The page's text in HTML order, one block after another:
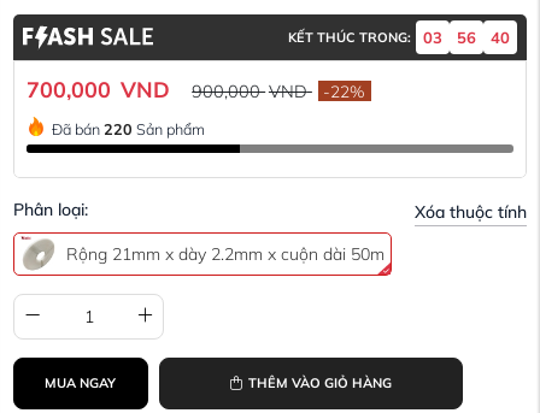
KẾT THÚC TRONG: 03 56 39
700,000 VND 900,000VND -22%
Đã bán220 Sản phẩm
Phân loại:
Xóa thuộc tính
Rộng 21mm x dày 2.2mm x cuộn dài 50m
MUA NGAY THÊM VÀO GIỎ HÀNG